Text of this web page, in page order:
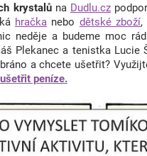
krystalů na Dudlu.cz
hračka nebo dětské zboží,
neděje a budeme moc
Plekanec a tenistka
a chcete ušetřit?
peníze.